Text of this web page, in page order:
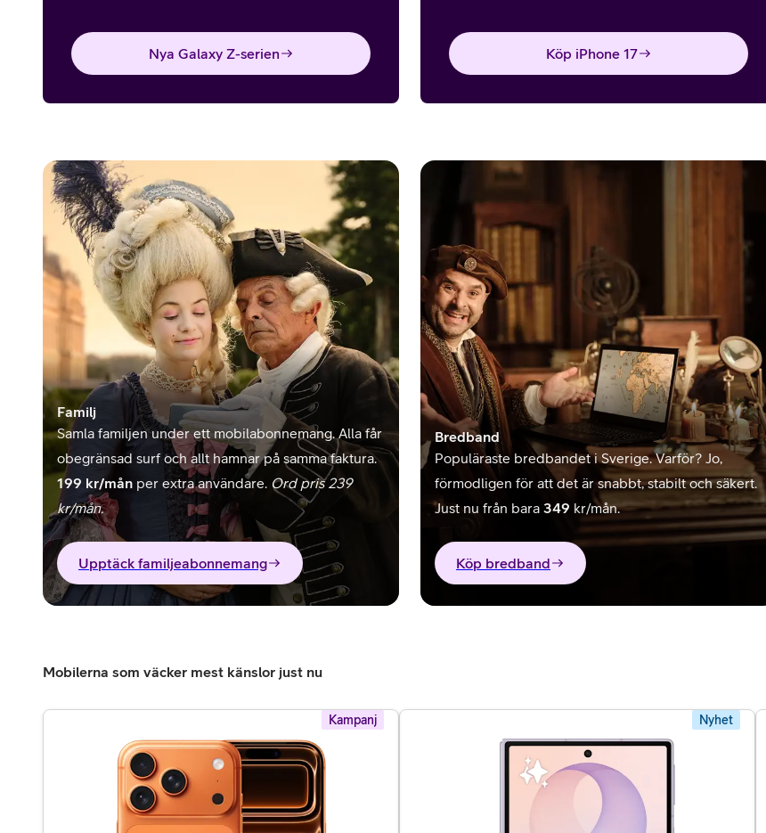
Nya Galaxy Z-serien Köp iPhone 17
Familj
Samla familjen under ett mobilabonnemang. Alla får
obegränsad surf och allt hamnar på samma faktura.
199 kr/mån per extra användare. Ord pris 239
kr/mån.
Upptäck familjeabonnemang
Bredband
Populäraste bredbandet i Sverige. Varför? Jo,
förmodligen för att det är snabbt, stabilt och säkert.
Just nu från bara 349 kr/mån.
Köp bredband
Mobilerna som väcker mest känslor just nu
Kampanj Nyhet